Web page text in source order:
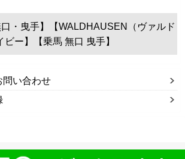
口・曳手】【WALDHAUSEN（ヴァルド
ー】【乗馬 無口 曳手】
問い合わせ